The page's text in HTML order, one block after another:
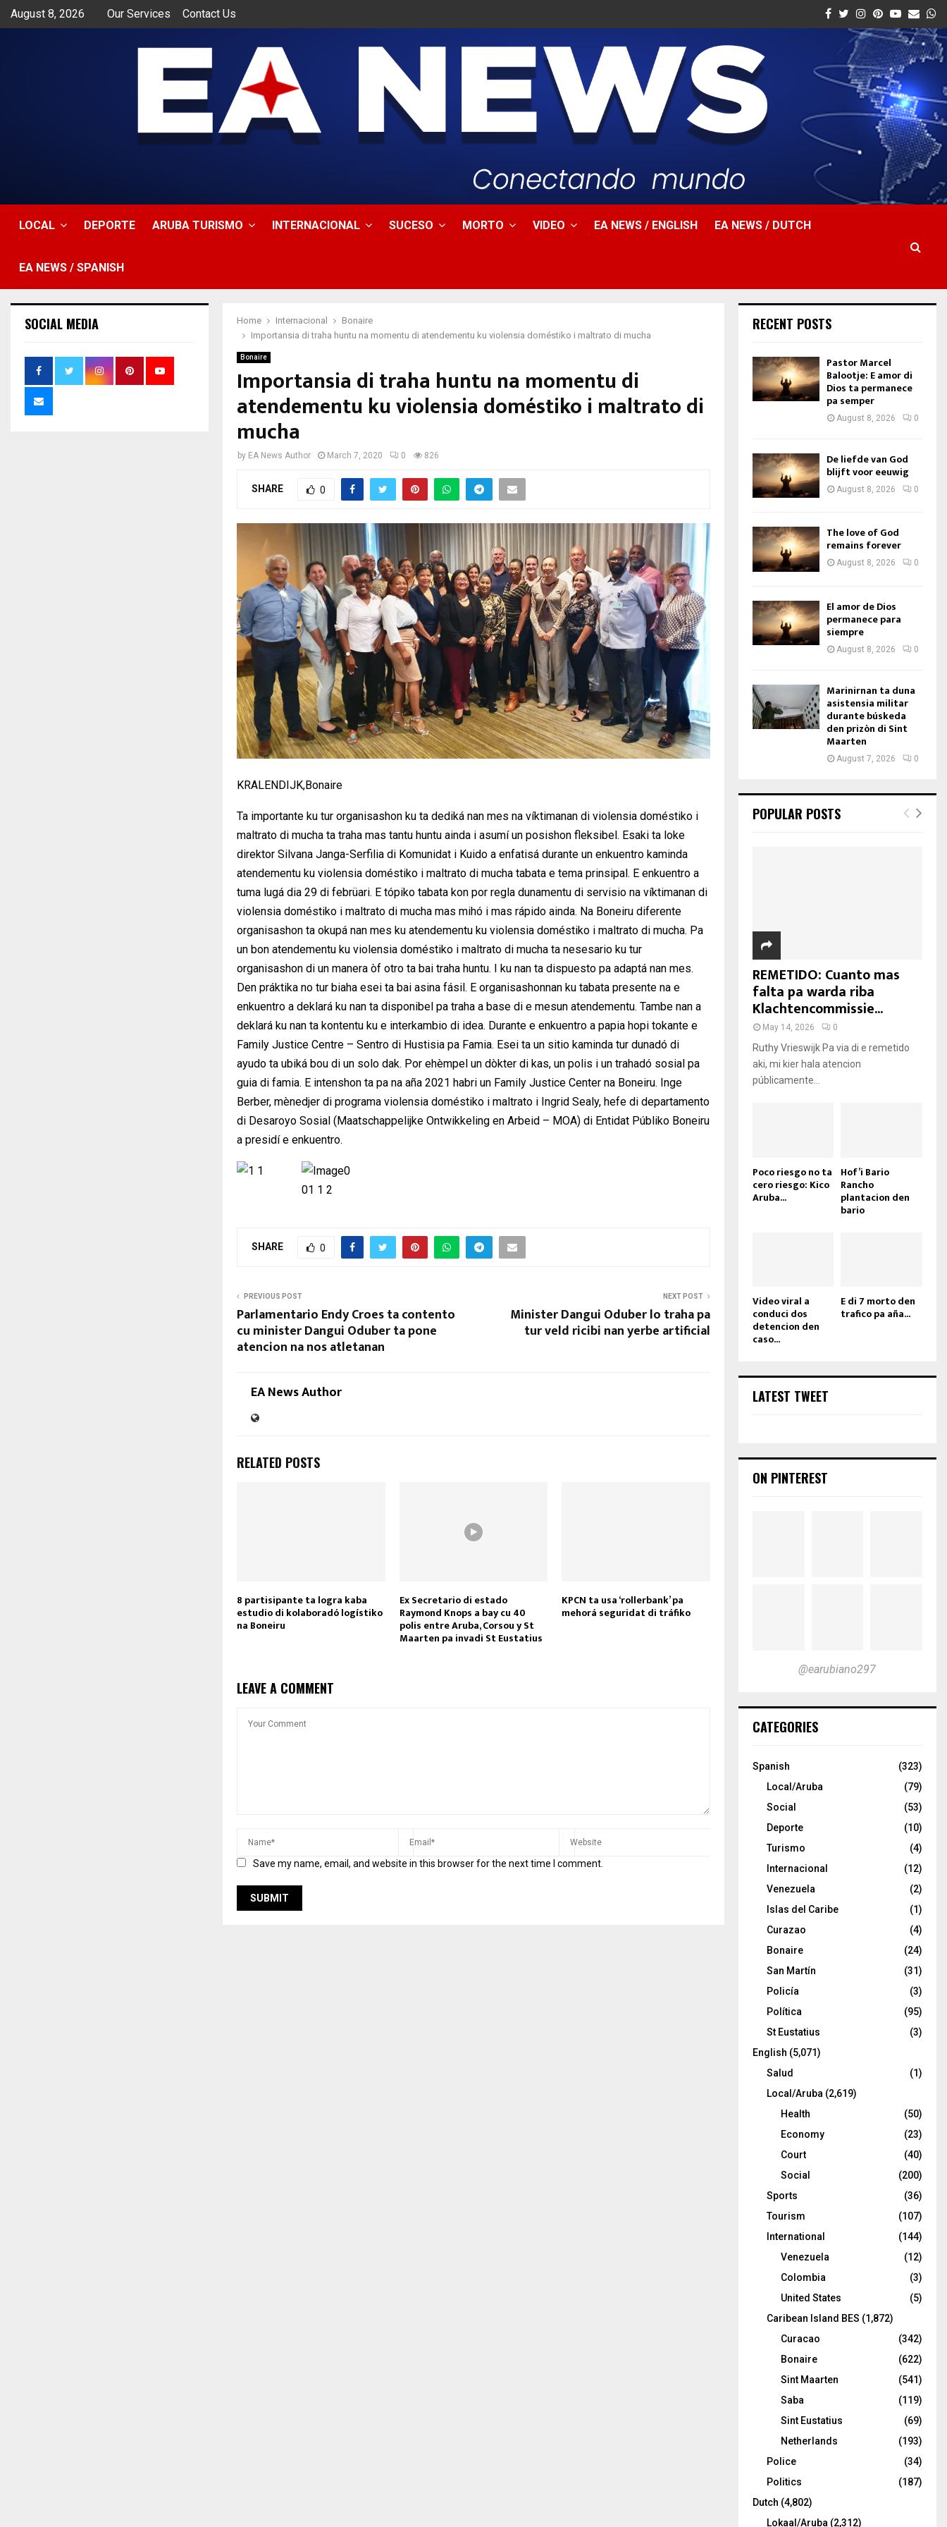
August 8, 2026 Our Services Contact Us Facebook
Twitter
Instagram
Pinterest
Youtube
Email
LOCAL DEPORTE ARUBA TURISMO INTERNACIONAL SUCESO MORTO VIDEO EA NEWS / ENGLISH EA NEWS / DUTCH
EA NEWS / SPANISH
Home Internacional
Bonaire
Importansia di traha huntu na momentu di atendementu ku violensia doméstiko i maltrato di mucha
Bonaire
Importansia di traha huntu na momentu di
atendementu ku violensia doméstiko i maltrato di
mucha
by EA News Author March 7, 2020 0 826
SHARE 0
KRALENDIJK,Bonaire
Ta importante ku tur organisashon ku ta dediká nan mes na víktimanan di violensia doméstiko i
maltrato di mucha ta traha mas tantu huntu ainda i asumí un posishon fleksibel. Esaki ta loke
direktor Silvana Janga-Serfilia di Komunidat i Kuido a enfatisá durante un enkuentro kaminda
atendementu ku violensia doméstiko i maltrato di mucha tabata e tema prinsipal. E enkuentro a
tuma lugá dia 29 di febrüari. E tópiko tabata kon por regla dunamentu di servisio na víktimanan di
violensia doméstiko i maltrato di mucha mas mihó i mas rápido ainda. Na Boneiru diferente
organisashon ta okupá nan mes ku atendementu ku violensia doméstiko i maltrato di mucha. Pa
un bon atendementu ku violensia doméstiko i maltrato di mucha ta nesesario ku tur
organisashon di un manera òf otro ta bai traha huntu. I ku nan ta dispuesto pa adaptá nan mes.
Den práktika no tur biaha esei ta bai asina fásil. E organisashonnan ku tabata presente na e
enkuentro a deklará ku nan ta disponibel pa traha a base di e mesun atendementu. Tambe nan a
deklará ku nan ta kontentu ku e interkambio di idea. Durante e enkuentro a papia hopi tokante e
Family Justice Centre – Sentro di Hustisia pa Famia. Esei ta un sitio kaminda tur dunadó di
ayudo ta ubiká bou di un solo dak. Por ehèmpel un dòkter di kas, un polis i un trahadó sosial pa
guia di famia. E intenshon ta pa na aña 2021 habri un Family Justice Center na Boneiru. Inge
Berber, mènedjer di programa violensia doméstiko i maltrato i Ingrid Sealy, hefe di departamento
di Desaroyo Sosial (Maatschappelijke Ontwikkeling en Arbeid – MOA) di Entidat Públiko Boneiru
a presidí e enkuentro.
SHARE 0
PREVIOUS POST
Parlamentario Endy Croes ta contento
cu minister Dangui Oduber ta pone
atencion na nos atletanan
NEXT POST
Minister Dangui Oduber lo traha pa
tur veld ricibi nan yerbe artificial
EA News Author
RELATED POSTS
8 partisipante ta logra kaba
estudio di kolaboradó logístiko
na Boneiru
Ex Secretario di estado
Raymond Knops a bay cu 40
polis entre Aruba, Corsou y St
Maarten pa invadi St Eustatius
KPCN ta usa ‘rollerbank’ pa
mehorá seguridat di tráfiko
LEAVE A COMMENT
Save my name, email, and website in this browser for the next time I comment.
SOCIAL MEDIA RECENT POSTS
Pastor Marcel
Balootje: E amor di
Dios ta permanece
pa semper
August 8, 2026 0
De liefde van God
blijft voor eeuwig
August 8, 2026 0
The love of God
remains forever
August 8, 2026 0
El amor de Dios
permanece para
siempre
August 8, 2026 0
Marinirnan ta duna
asistensia militar
durante búskeda
den prizòn di Sint
Maarten
August 7, 2026 0
POPULAR POSTS
REMETIDO: Cuanto mas
falta pa warda riba
Klachtencommissie...
May 14, 2026 0
Ruthy Vrieswijk Pa via di e remetido
aki, mi kier hala atencion
públicamente...
Poco riesgo no ta
cero riesgo: Kico
Aruba...
Hof’i Bario
Rancho
plantacion den
bario
Video viral a
conduci dos
detencion den
caso...
E di 7 morto den
trafico pa aña...
LATEST TWEET
ON PINTEREST
@earubiano297
CATEGORIES
Spanish
(323)
Local/Aruba
(79)
Social
(53)
Deporte
(10)
Turismo
(4)
Internacional
(12)
Venezuela
(2)
Islas del Caribe
(1)
Curazao
(4)
Bonaire
(24)
San Martín
(31)
Policía
(3)
Política
(95)
St Eustatius
(3)
English (5,071)
Salud
(1)
Local/Aruba(2,619)
Health
(50)
Economy
(23)
Court
(40)
Social
(200)
Sports
(36)
Tourism
(107)
International
(144)
Venezuela
(12)
Colombia
(3)
United States
(5)
Caribean Island BES (1,872)
Curacao
(342)
Bonaire
(622)
Sint Maarten
(541)
Saba
(119)
Sint Eustatius
(69)
Netherlands
(193)
Police
(34)
Politics
(187)
Dutch (4,802)
Lokaal/Aruba(2,312)